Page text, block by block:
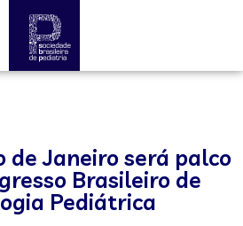
de Janeiro será palco
Brasileiro de
Pediátrica